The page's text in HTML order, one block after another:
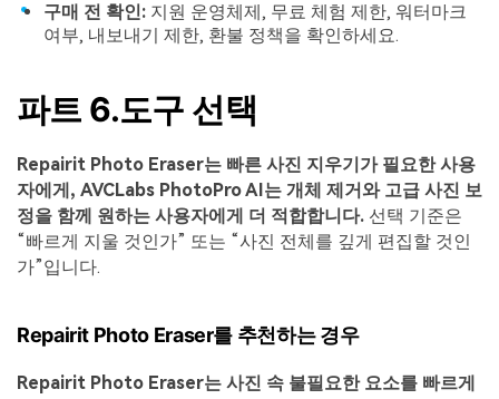
구매 전 확인: 지원 운영체제, 무료 체험 제한, 워터마크
여부, 내보내기 제한, 환불 정책을 확인하세요.
파트 6.도구 선택
Repairit Photo Eraser는 빠른 사진 지우기가 필요한 사용
자에게, AVCLabs PhotoPro AI는 개체 제거와 고급 사진 보
정을 함께 원하는 사용자에게 더 적합합니다. 선택 기준은
“빠르게 지울 것인가” 또는 “사진 전체를 깊게 편집할 것인
가”입니다.
Repairit Photo Eraser를 추천하는 경우
Repairit Photo Eraser는 사진 속 불필요한 요소를 빠르게